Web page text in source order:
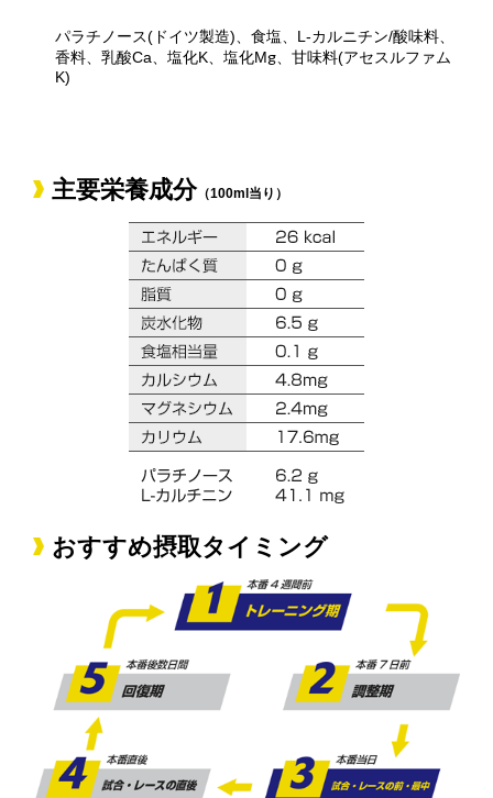
パラチノース(ドイツ製造)、食塩、L-カルニチン/酸味料、
香料、乳酸Ca、塩化K、塩化Mg、甘味料(アセスルファム
K)
主要栄養成分（100ml当り）
おすすめ摂取タイミング